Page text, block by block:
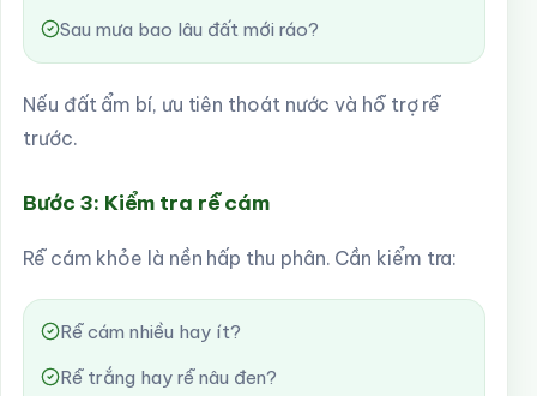
Sau mưa bao lâu đất mới ráo?
Nếu đất ẩm bí, ưu tiên thoát nước và hỗ trợ rễ
trước.
Bước 3: Kiểm tra rễ cám
Rễ cám khỏe là nền hấp thu phân. Cần kiểm tra:
Rễ cám nhiều hay ít?
Rễ trắng hay rễ nâu đen?